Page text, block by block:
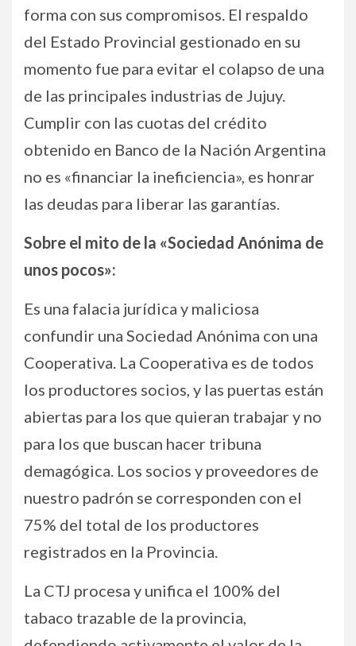
forma con sus compromisos. El respaldo
del Estado Provincial gestionado en su
momento fue para evitar el colapso de una
de las principales industrias de Jujuy.
Cumplir con las cuotas del crédito
obtenido en Banco de la Nación Argentina
no es «financiar la ineficiencia», es honrar
las deudas para liberar las garantías.
Sobre el mito de la «Sociedad Anónima de
unos pocos»:
Es una falacia jurídica y maliciosa
confundir una Sociedad Anónima con una
Cooperativa. La Cooperativa es de todos
los productores socios, y las puertas están
abiertas para los que quieran trabajar y no
para los que buscan hacer tribuna
demagógica. Los socios y proveedores de
nuestro padrón se corresponden con el
75% del total de los productores
registrados en la Provincia.
La CTJ procesa y unifica el 100% del
tabaco trazable de la provincia,